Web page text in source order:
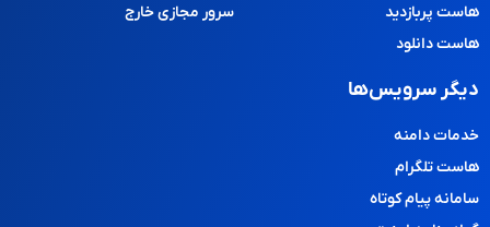
هاست پربازدید
هاست دانلود
سرور مجازی خارج
دیگر سرویس‌ها
خدمات دامنه
هاست تلگرام
سامانه پیام کوتاه